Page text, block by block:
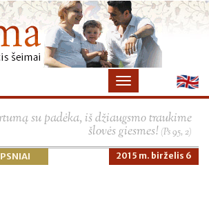
su padėka, iš džiaugsmo traukime
šlovės giesmes! (Ps 95, 2)
2015 m. birželis 6
×